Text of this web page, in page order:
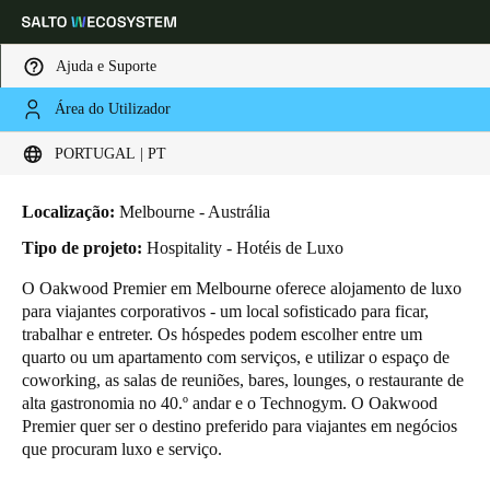
Ajuda e Suporte
Área do Utilizador
PORTUGAL | PT
Escolha a sua localização e definições de idioma
Global North America
Germany
Deutsch
Switzerland
DeutschFrançaisItaliano
HOME INDUSTRIAS
OAKWOOD PREMIER HOTEL
Oakwood Premier Hotel
Localização: Melbourne - Austrália
Tipo de projeto: Hospitality - Hotéis de Luxo
O Oakwood Premier em Melbourne oferece alojamento de luxo
para viajantes corporativos - um local sofisticado para ficar,
trabalhar e entreter. Os hóspedes podem escolher entre um
quarto ou um apartamento com serviços, e utilizar o espaço de
coworking, as salas de reuniões, bares, lounges, o restaurante de
alta gastronomia no 40.º andar e o Technogym. O Oakwood
Premier quer ser o destino preferido para viajantes em negócios
que procuram luxo e serviço.